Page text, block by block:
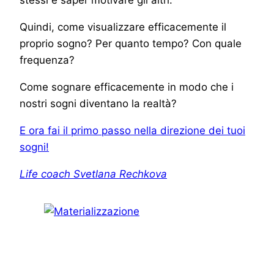
Quindi, come visualizzare efficacemente il
proprio sogno? Per quanto tempo? Con quale
frequenza?
Come sognare efficacemente in modo che i
nostri sogni diventano la realtà?
E ora fai il primo passo nella direzione dei tuoi
sogni!
Life coach Svetlana Rechkova